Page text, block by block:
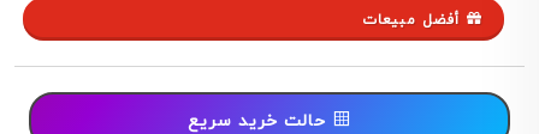
أفضل مبيعات
حالت خرید سریع